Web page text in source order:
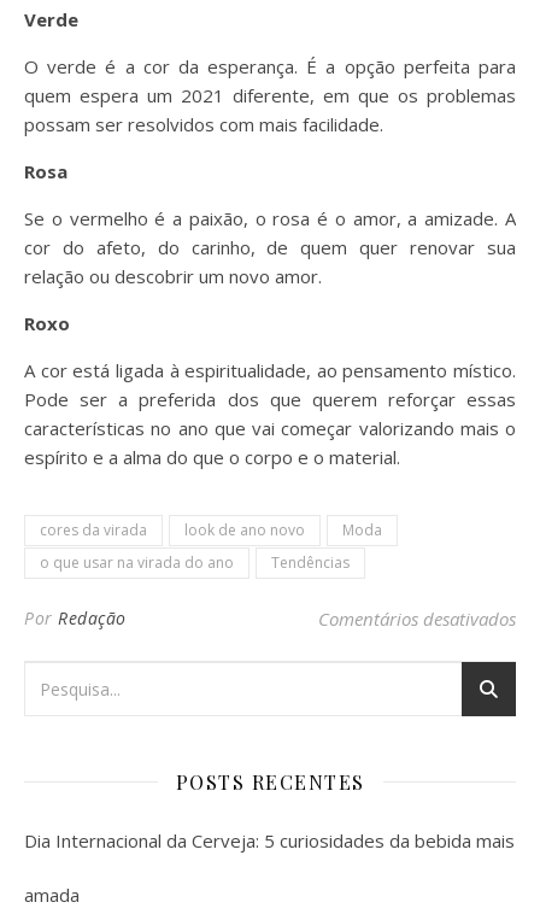
Verde
O verde é a cor da esperança. É a opção perfeita para
quem espera um 2021 diferente, em que os problemas
possam ser resolvidos com mais facilidade.
Rosa
Se o vermelho é a paixão, o rosa é o amor, a amizade. A
cor do afeto, do carinho, de quem quer renovar sua
relação ou descobrir um novo amor.
Roxo
A cor está ligada à espiritualidade, ao pensamento místico.
Pode ser a preferida dos que querem reforçar essas
características no ano que vai começar valorizando mais o
espírito e a alma do que o corpo e o material.
cores da virada look de ano novo
Moda
o que usar na virada do ano
Tendências
Por Redação Comentários desativados
POSTS RECENTES
Dia Internacional da Cerveja: 5 curiosidades da bebida mais
amada